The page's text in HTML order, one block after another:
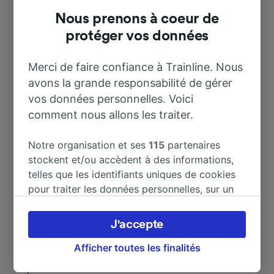
Destinations populaires depuis La
Durée
À Lyon Perrache
Nous prenons à coeur de
protéger vos données
Merci de faire confiance à Trainline. Nous
avons la grande responsabilité de gérer
vos données personnelles. Voici
comment nous allons les traiter.
Notre organisation et ses115 partenaires
stockent et/ou accèdent à des informations,
telles que les identifiants uniques de cookies
pour traiter les données personnelles, sur un
préférences, notamment en exerçant votre
droit d’opposition à l’intérêt légitime, en
cliquant ci-dessous ou à tout moment sur la
Afficher toutes les finalités
J'accepte